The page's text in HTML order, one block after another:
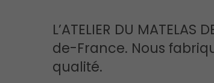
L’ATELIER DU
de-France. Nous
qualité.